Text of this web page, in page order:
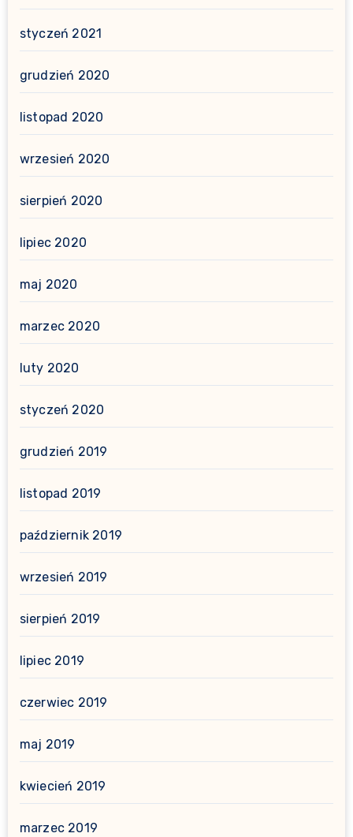
styczeń 2021
grudzień 2020
listopad 2020
wrzesień 2020
sierpień 2020
lipiec 2020
maj 2020
marzec 2020
luty 2020
styczeń 2020
grudzień 2019
listopad 2019
październik 2019
wrzesień 2019
sierpień 2019
lipiec 2019
czerwiec 2019
maj 2019
kwiecień 2019
marzec 2019